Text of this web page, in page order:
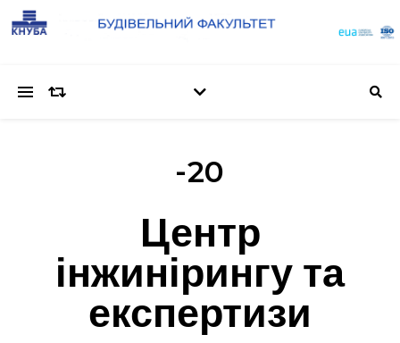
-20
Центр
інжинірингу та
експертизи